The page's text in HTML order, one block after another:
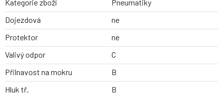
Kategorie zboží
Pneumatiky
Dojezdová
ne
Protektor
ne
Valivý odpor
C
Přilnavost na mokru
B
Hluk tř.
B